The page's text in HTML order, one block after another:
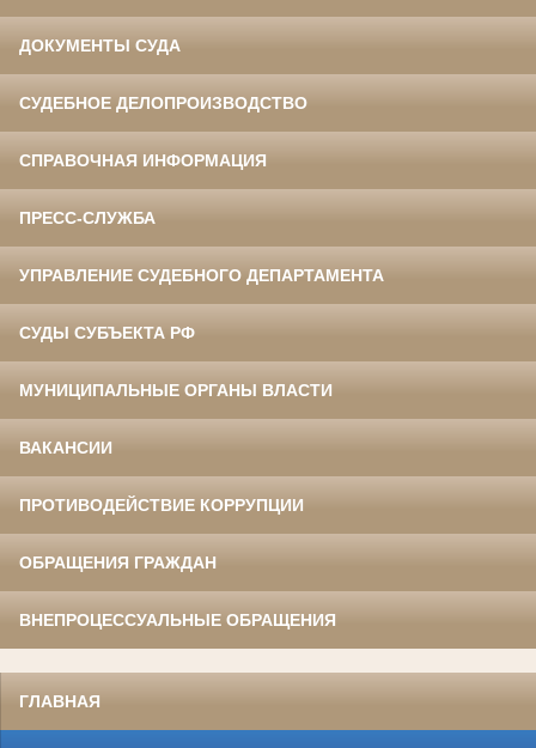
ДОКУМЕНТЫ СУДА
СУДЕБНОЕ ДЕЛОПРОИЗВОДСТВО
СПРАВОЧНАЯ ИНФОРМАЦИЯ
ПРЕСС-СЛУЖБА
УПРАВЛЕНИЕ СУДЕБНОГО ДЕПАРТАМЕНТА
СУДЫ СУБЪЕКТА РФ
МУНИЦИПАЛЬНЫЕ ОРГАНЫ ВЛАСТИ
ВАКАНСИИ
ПРОТИВОДЕЙСТВИЕ КОРРУПЦИИ
ОБРАЩЕНИЯ ГРАЖДАН
ВНЕПРОЦЕССУАЛЬНЫЕ ОБРАЩЕНИЯ
ГЛАВНАЯ